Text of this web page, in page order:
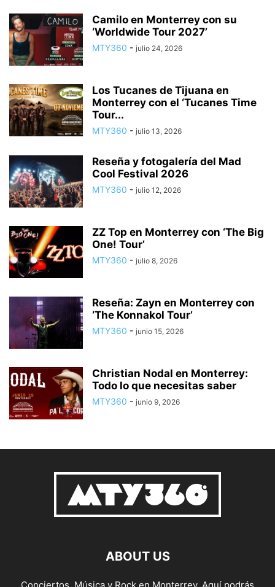
Camilo en Monterrey con su
‘Worldwide Tour 2027’
MTY360 - julio 24, 2026
Los Tucanes de Tijuana en
Monterrey con el ‘Tucanes Time
Tour...
MTY360 - julio 13, 2026
Reseña y fotogalería del Mad
Cool Festival 2026
MTY360 - julio 12, 2026
ZZ Top en Monterrey con ‘The Big
One! Tour’
MTY360 - julio 8, 2026
Reseña: Zayn en Monterrey con
‘The Konnakol Tour’
MTY360 - junio 15, 2026
Christian Nodal en Monterrey:
Todo lo que necesitas saber
MTY360 - junio 9, 2026
ABOUT US